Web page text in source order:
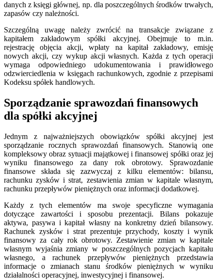
danych z księgi głównej, np. dla poszczególnych środków trwałych,
zapasów czy należności.
Szczególną uwagę należy zwrócić na transakcje związane z
kapitałem zakładowym spółki akcyjnej. Obejmuje to m.in.
rejestrację objęcia akcji, wpłaty na kapitał zakładowy, emisję
nowych akcji, czy wykup akcji własnych. Każda z tych operacji
wymaga odpowiedniego udokumentowania i prawidłowego
odzwierciedlenia w księgach rachunkowych, zgodnie z przepisami
Kodeksu spółek handlowych.
Sporządzanie sprawozdań finansowych
dla spółki akcyjnej
Jednym z najważniejszych obowiązków spółki akcyjnej jest
sporządzanie rocznych sprawozdań finansowych. Stanowią one
kompleksowy obraz sytuacji majątkowej i finansowej spółki oraz jej
wyniku finansowego za dany rok obrotowy. Sprawozdanie
finansowe składa się zazwyczaj z kilku elementów: bilansu,
rachunku zysków i strat, zestawienia zmian w kapitale własnym,
rachunku przepływów pieniężnych oraz informacji dodatkowej.
Każdy z tych elementów ma swoje specyficzne wymagania
dotyczące zawartości i sposobu prezentacji. Bilans pokazuje
aktywa, pasywa i kapitał własny na konkretny dzień bilansowy.
Rachunek zysków i strat prezentuje przychody, koszty i wynik
finansowy za cały rok obrotowy. Zestawienie zmian w kapitale
własnym wyjaśnia zmiany w poszczególnych pozycjach kapitału
własnego, a rachunek przepływów pieniężnych przedstawia
informacje o zmianach stanu środków pieniężnych w wyniku
działalności operacyjnej, inwestycyjnej i finansowej.